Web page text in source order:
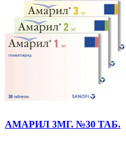
АМАРИЛ 3МГ. №30 ТАБ.